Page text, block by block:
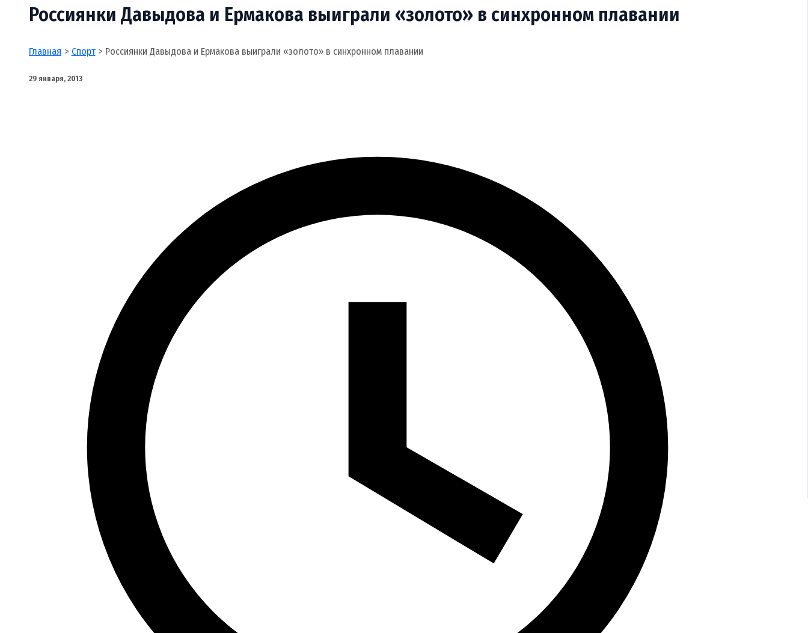
Россиянки Давыдова и Ермакова выиграли «золото» в синхронном плавании
Главная Спорт Россиянки Давыдова и Ермакова выиграли «золото» в синхронном плавании
29 января, 2013